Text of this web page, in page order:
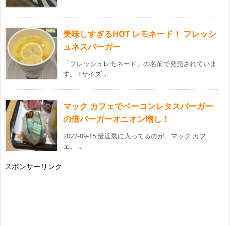
美味しすぎるHOT レモネード！ フレッシ
ュネスバーガー
「フレッシュレモネード」の名前で発売されていま
す。 Tサイズ ...
マック カフェでベーコンレタスバーガー
の倍バーガーオニオン増し！
2022-09-15 最近気に入ってるのが、マック カフ
ェ。 ...
スポンサーリンク